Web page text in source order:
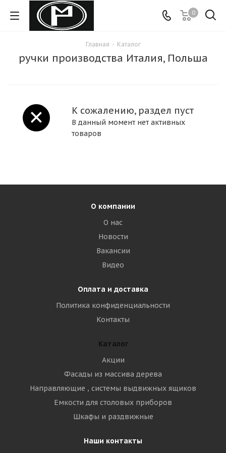
0
Главная - Каталог
ручки производства Италия, Польша
К сожалению, раздел пуст
В данный момент нет активных
товаров
О компании
О нас
Новости
Вакансии
Видео
Оплата и доставка
Политика конфиденциальности
Контакты
Каталог
Акции
Фасады из массива дерева
Направляющие , системы выдвижных ящиков
Емкости для столовых приборов
Шкафы и раздвижные
Наши контакты